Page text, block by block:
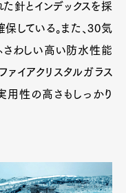
針とインデックスを採
している。また、30気
さわしい高い防水性能
イアクリスタルガラス
用性の高さもしっかり